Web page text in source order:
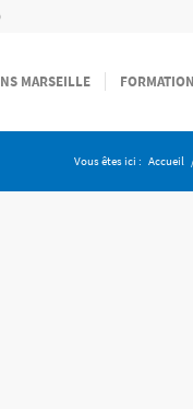
MARSEILLE
Vous êtes ici : Accueil